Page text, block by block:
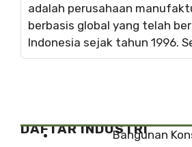
adalah perusahaan
berbasis global yang telah
Indonesia sejak tahun 1996.
DAFTAR INDUSTRI
Bangunan